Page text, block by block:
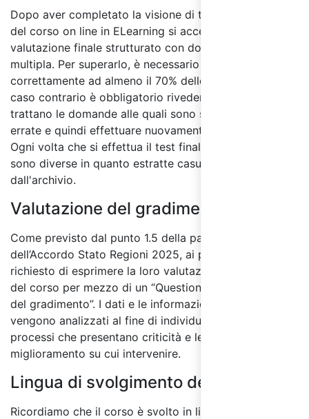
Dopo aver completato la visione di tutti i moduli
del corso on line in ELearning si accede al test di
valutazione finale strutturato con domande a risposta
multipla. Per superarlo, è necessario rispondere
correttamente ad almeno il 70% delle domande, in
caso contrario è obbligatorio rivedere i moduli in cui si
trattano le domande alle quali sono state date risposte
errate e quindi effettuare nuovamente il test finale.
Ogni volta che si effettua il test finale le domande
sono diverse in quanto estratte casualmente
dall'archivio.
Valutazione del gradimento:
Come previsto dal punto 1.5 della parte IV
dell’Accordo Stato Regioni 2025, ai partecipanti sarà
richiesto di esprimere la loro valutazione sulla qualità
del corso per mezzo di un “Questionario di valutazione
del gradimento”. I dati e le informazioni raccolti
vengono analizzati al fine di individuare quali sono i
processi che presentano criticità e le aree di
miglioramento su cui intervenire.
Lingua di svolgimento del corso:
Ricordiamo che il corso è svolto in lingua italiana ed è